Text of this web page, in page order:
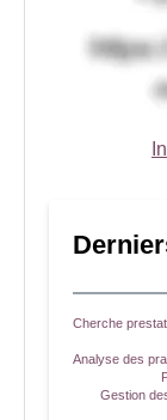
Cherche
Analyse des
Gestion